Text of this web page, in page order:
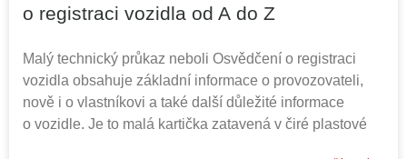
o registraci vozidla od A do Z
Malý technický průkaz neboli Osvědčení o registraci
vozidla obsahuje základní informace o provozovateli,
nově i o vlastníkovi a také další důležité informace
o vozidle. Je to malá kartička zatavená v čiré plastové